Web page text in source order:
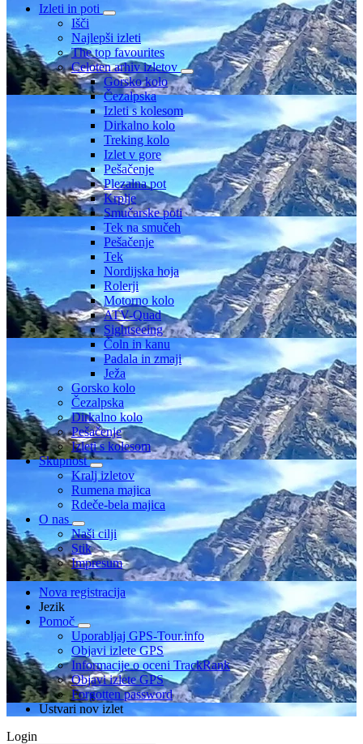
Izleti in poti
Išči
Najlepši izleti
The top favourites
Celoten arhiv izletov
Gorsko kolo
Čezalpska
Izleti s kolesom
Dirkalno kolo
Treking kolo
Izlet v gore
Pešačenje
Plezalna pot
Krplje
Smučarske poti
Tek na smučeh
Pešačenje
Tek
Nordijska hoja
Rolerji
Motorno kolo
ATV-Quad
Sightseeing
Čoln in kanu
Padala in zmaji
Ježa
Gorsko kolo
Čezalpska
Dirkalno kolo
Pešačenje
Izleti s kolesom
Skupnost
Kralj izletov
Rumena majica
Rdeče-bela majica
O nas
Naši cilji
Stik
Impresum
Nova registracija
Jezik
Pomoč
Uporabljaj GPS-Tour.info
Objavi izlete GPS
Informacije o oceni TrackRank
Objavi izlete GPS
Forgotten password
Ustvari nov izlet
Login